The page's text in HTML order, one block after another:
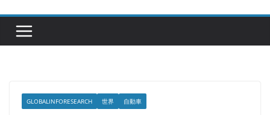
GLOBALINFORESEARCH 世界 自動車